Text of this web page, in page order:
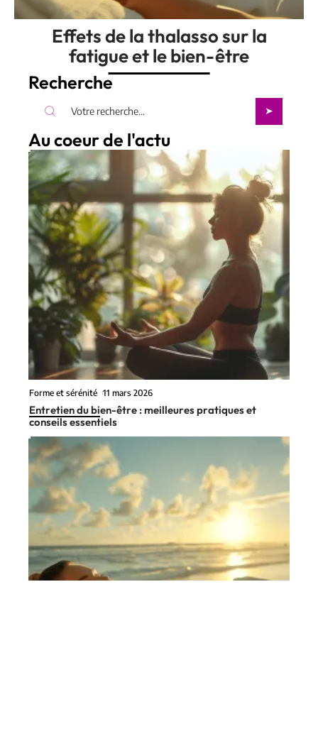
Effets de la thalasso sur la
fatigue et le bien-être
Recherche
Au coeur de l'actu
Forme et sérénité 11 mars 2026
Entretien du bien-être : meilleures pratiques et
conseils essentiels